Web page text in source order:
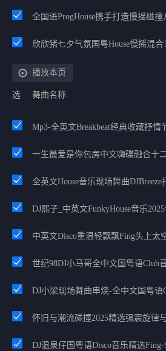
播放本页
选 舞曲名称
全英文House音乐现场舞曲
DJ温泉仔国粤语Disco音乐精选